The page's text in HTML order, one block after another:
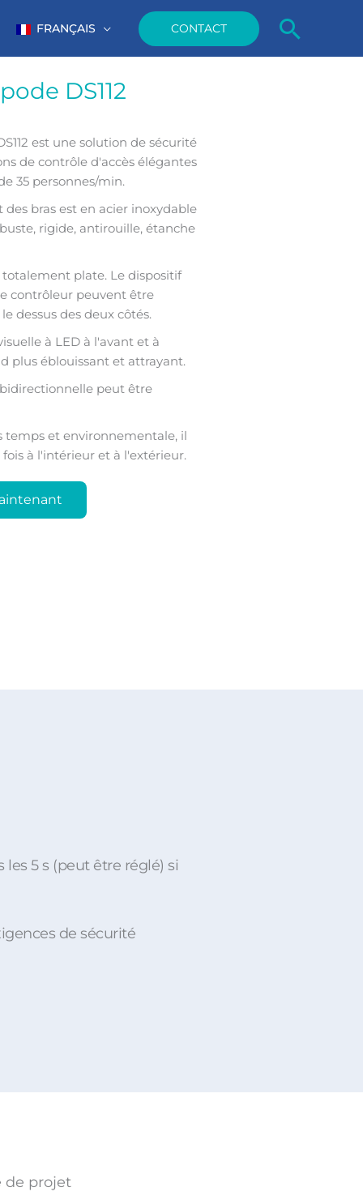
FRANÇAIS CONTACT
DS112
est une solution de sécurité
de contrôle d'accès élégantes
35 personnes/min.
bras est en acier inoxydable
rigide, antirouille, étanche
plate. Le dispositif
contrôleur peuvent être
dessus des deux côtés.
à LED à l'avant et à
plus éblouissant et attrayant.
peut être
temps et environnementale, il
à l'intérieur et à l'extérieur.
5 s (peut être réglé) si
de sécurité
de projet